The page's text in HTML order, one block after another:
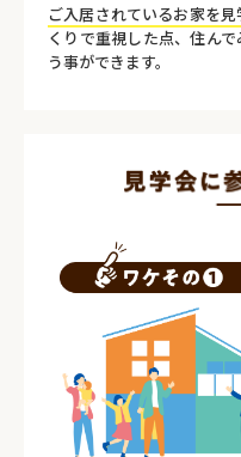
ご入居されているお家を
くりで重視した点、住ん
う事ができます。